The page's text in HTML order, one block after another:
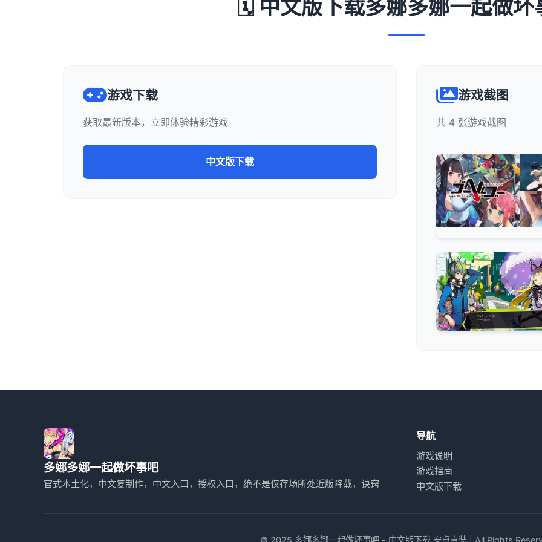
🗓️ 中文版下载多娜多娜一起做坏
游戏下载
获取最新版本，立即体验精彩游戏
中文版下载
游戏截图
共 4 张游戏截图
多娜多娜一起做坏事吧
官式本土化，中文复制作，中文入口，授权入口，绝不是仅存场所处近版降载，诀窍
导航
游戏说明
游戏指南
中文版下载